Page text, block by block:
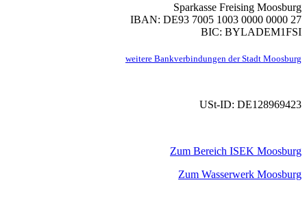
Sparkasse Freising Moosburg
IBAN: DE93 7005 1003 0000 0000 27
BIC: BYLADEM1FSI
weitere Bankverbindungen der Stadt Moosburg
USt-ID: DE128969423
Zum Bereich ISEK Moosburg
Zum Wasserwerk Moosburg